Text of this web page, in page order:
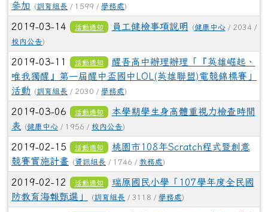
參加
(訓育組長 / 1599 / 學務處)
2019-03-14 活動通知 員工健檢事項說明 (健康中心/ 2034 /
校內公告)
2019-03-11 活動通知
醒吾高中辦理辦理「『英雄崛起、
唯我獨醒』第一屆醒中盃國中LOL(英雄聯盟)電競錦標賽」
活動
(訓育組長 / 2030 / 學務處)
2019-03-06 活動通知
本學期學生身高體重視力檢查時間
表
(健康中心 / 1956 / 校內公告)
2019-02-15 活動通知
桃園市108年Scratch程式暨創意
競賽實施計畫 (資訊組長 / 1746 / 教務處)
2019-02-12 活動通知
瑞原國民小學「107學年度全民國
防教育海報甄選」
(訓育組長 / 3118 / 學務處)